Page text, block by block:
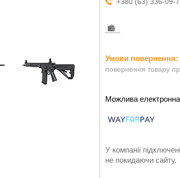
повернення товару
У компанії
не покидаючи сайту.